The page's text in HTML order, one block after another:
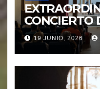
CONCIERTO
MORÁGUEZ
MORÁGUEZ
19 JUNIO, 2026